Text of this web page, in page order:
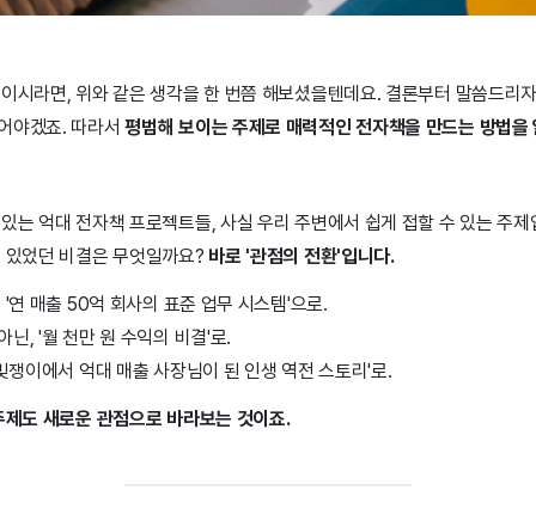
시라면, 위와 같은 생각을 한 번쯤 해보셨을텐데요. 결론부터 말씀드리
야겠죠. 따라서평범해 보이는 주제로 매력적인 전자책을 만드는 방법을
는 억대 전자책 프로젝트들, 사실 우리 주변에서 쉽게 접할 수 있는 주
었던 비결은 무엇일까요? 바로 '관점의 전환'입니다.
연 매출 50억 회사의 표준 업무 시스템'으로.
닌, '월 천만 원 수익의 비결'로.
쟁이에서 억대 매출 사장님이 된 인생 역전 스토리'로.
도 새로운 관점으로 바라보는 것이죠.